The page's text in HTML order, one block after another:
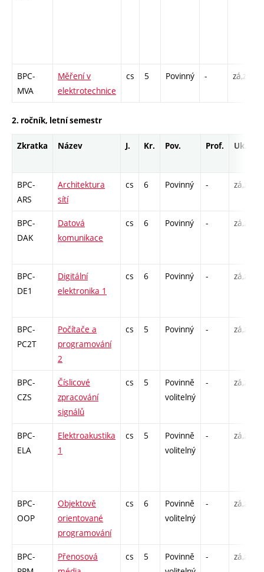
BPC-
MVA
Měření v
elektrotechnice
cs 5 Povinný - zá,zk
2. ročník, letní semestr
Zkratka Název J. Kr. Pov. Prof. Uk.
BPC-
ARS
Architektura
sítí
cs 6 Povinný - zá,zk
BPC-
DAK
Datová
komunikace
cs 6 Povinný - zá,zk
BPC-
DE1
Digitální
elektronika 1
cs 6 Povinný - zá,zk
BPC-
PC2T
Počítače a
programování
2
cs 5 Povinný - zá,zk
BPC-
CZS
Číslicové
zpracování
signálů
cs 5
Povinně
volitelný
- zá,zk
BPC-
ELA
Elektroakustika
1
cs 5
Povinně
volitelný
- zá,zk
BPC-
OOP
Objektově
orientované
programování
cs 6
Povinně
volitelný
- zá,zk
BPC-
Přenosová
cs 5
Povinně
- zá,zk